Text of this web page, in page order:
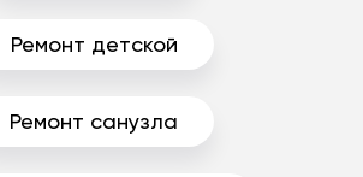
Ремонт детской
Ремонт санузла